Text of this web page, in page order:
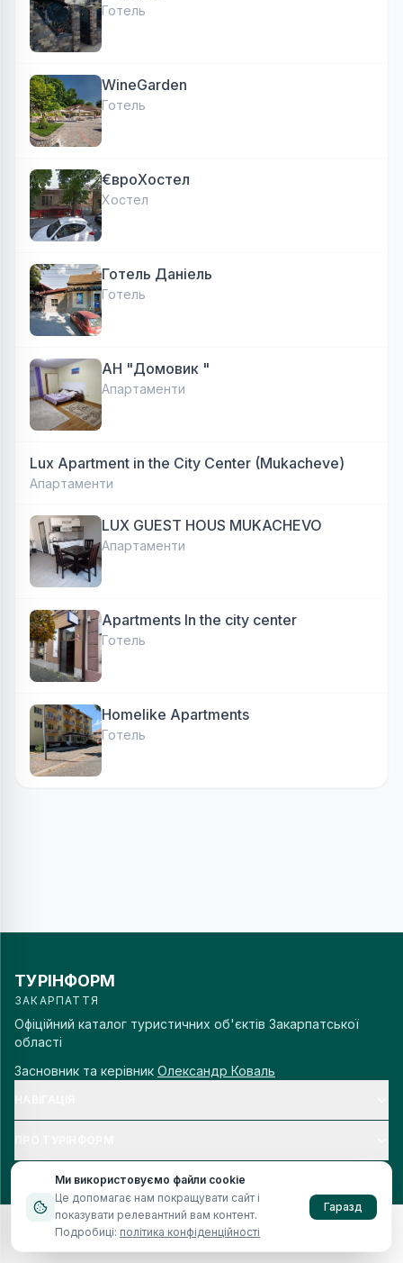
Зателефонувати
Готель
WineGarden
Готель
€вроХостел
Хостел
Готель Даніель
Готель
АН "Домовик "
Апартаменти
Lux Apartment in the City Center (Mukacheve)
Апартаменти
LUX GUEST HOUS MUKACHEVO
Апартаменти
Apartments In the city center
Готель
Homelike Apartments
Готель
ТУРІНФОРМ
ЗАКАРПАТТЯ
Офіційний каталог туристичних об'єктів Закарпатської
області
Засновник та керівник Олександр Коваль
© 2006–2026 Турінформ Закарпаття. Всі права захищено.
Ми використовуємо файли cookie
Це допомагає нам покращувати сайт і
показувати релевантний вам контент.
Подробиці: політика конфіденційності
Гаразд